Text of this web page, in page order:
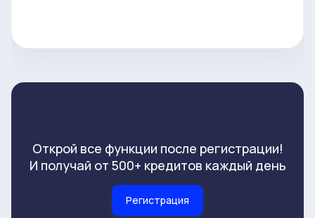
Открой все функции после регистрации!
И получай от 500+ кредитов каждый день
Регистрация